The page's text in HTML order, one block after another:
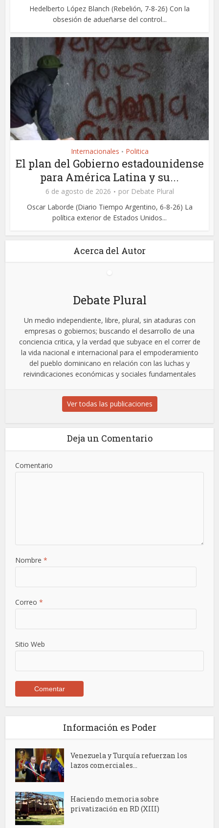
Hedelberto López Blanch (Rebelión, 7-8-26) Con la
obsesión de adueñarse del control...
Internacionales • Politica
El plan del Gobierno estadounidense
para América Latina y su...
6 de agosto de 2026 por Debate Plural
Oscar Laborde (Diario Tiempo Argentino, 6-8-26) La
política exterior de Estados Unidos...
Acerca del Autor
Debate Plural
Un medio independiente, libre, plural, sin ataduras con
empresas o gobiernos; buscando el desarrollo de una
conciencia critica, y la verdad que subyace en el correr de
la vida nacional e internacional para el empoderamiento
del pueblo dominicano en relación con las luchas y
reivindicaciones económicas y sociales fundamentales
Ver todas las publicaciones
Deja un Comentario
Comentario
Nombre *
Correo *
Sitio Web
Información es Poder
Venezuela y Turquía refuerzan los
lazos comerciales...
Haciendo memoria sobre
privatización en RD (XIII)